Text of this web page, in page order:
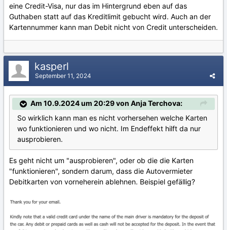
eine Credit-Visa, nur das im Hintergrund eben auf das
Guthaben statt auf das Kreditlimit gebucht wird. Auch an der
Kartennummer kann man Debit nicht von Credit unterscheiden.
kasperl
September 11, 2024
Am 10.9.2024 um 20:29 von Anja Terchova:
So wirklich kann man es nicht vorhersehen welche Karten
wo funktionieren und wo nicht. Im Endeffekt hilft da nur
ausprobieren.
Es geht nicht um "ausprobieren", oder ob die die Karten
"funktionieren", sondern darum, dass die Autovermieter
Debitkarten von vorneherein ablehnen. Beispiel gefällig?